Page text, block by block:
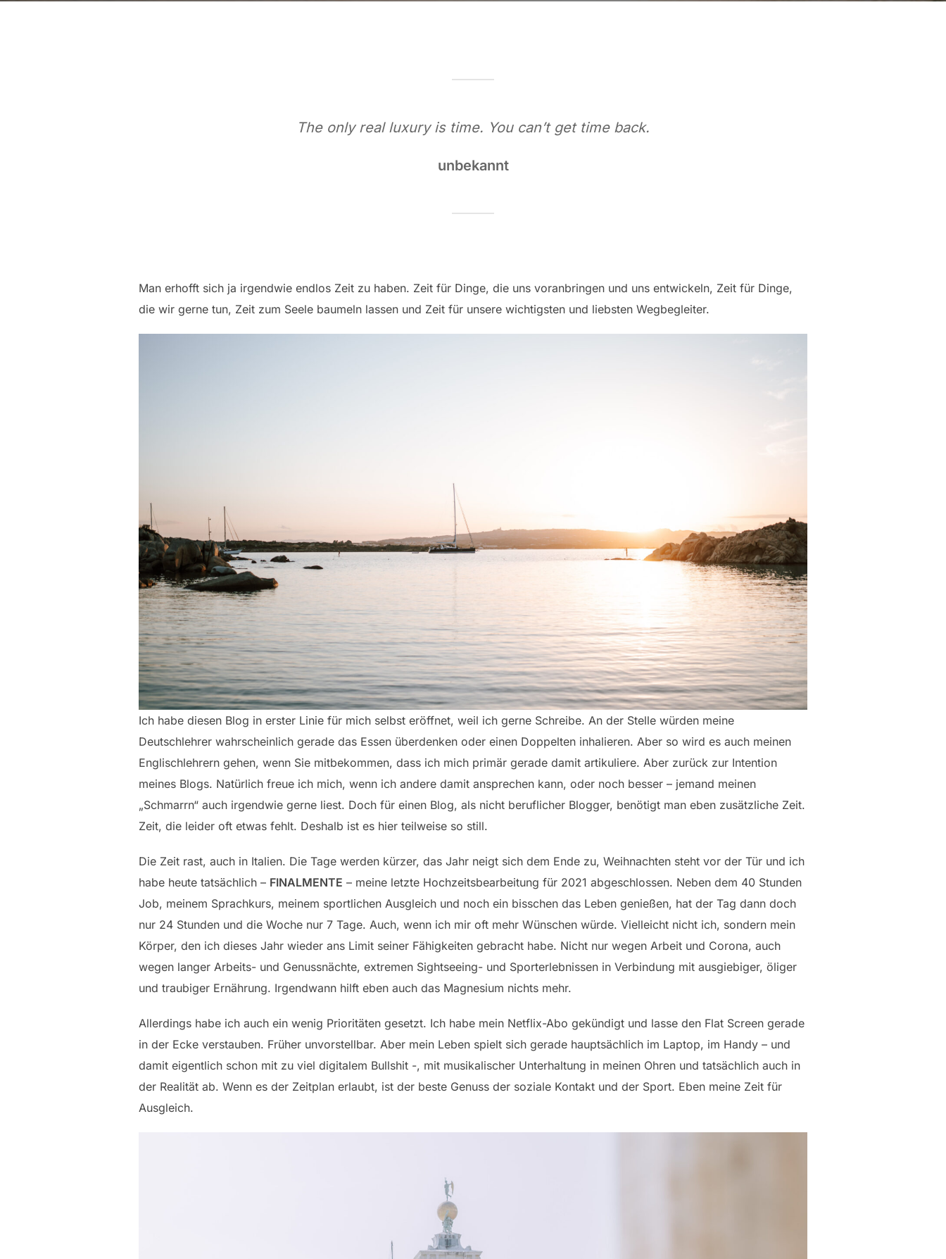
The only real luxury is time. You can’t get time back.
unbekannt
Man erhofft sich ja irgendwie endlos Zeit zu haben. Zeit für Dinge, die uns voranbringen und uns entwickeln, Zeit für Dinge,
die wir gerne tun, Zeit zum Seele baumeln lassen und Zeit für unsere wichtigsten und liebsten Wegbegleiter.
Ich habe diesen Blog in erster Linie für mich selbst eröffnet, weil ich gerne Schreibe. An der Stelle würden meine
Deutschlehrer wahrscheinlich gerade das Essen überdenken oder einen Doppelten inhalieren. Aber so wird es auch meinen
Englischlehrern gehen, wenn Sie mitbekommen, dass ich mich primär gerade damit artikuliere. Aber zurück zur Intention
meines Blogs. Natürlich freue ich mich, wenn ich andere damit ansprechen kann, oder noch besser – jemand meinen
„Schmarrn“ auch irgendwie gerne liest. Doch für einen Blog, als nicht beruflicher Blogger, benötigt man eben zusätzliche Zeit.
Zeit, die leider oft etwas fehlt. Deshalb ist es hier teilweise so still.
Die Zeit rast, auch in Italien. Die Tage werden kürzer, das Jahr neigt sich dem Ende zu, Weihnachten steht vor der Tür und ich
habe heute tatsächlich – FINALMENTE – meine letzte Hochzeitsbearbeitung für 2021 abgeschlossen. Neben dem 40 Stunden
Job, meinem Sprachkurs, meinem sportlichen Ausgleich und noch ein bisschen das Leben genießen, hat der Tag dann doch
nur 24 Stunden und die Woche nur 7 Tage. Auch, wenn ich mir oft mehr Wünschen würde. Vielleicht nicht ich, sondern mein
Körper, den ich dieses Jahr wieder ans Limit seiner Fähigkeiten gebracht habe. Nicht nur wegen Arbeit und Corona, auch
wegen langer Arbeits- und Genussnächte, extremen Sightseeing- und Sporterlebnissen in Verbindung mit ausgiebiger, öliger
und traubiger Ernährung. Irgendwann hilft eben auch das Magnesium nichts mehr.
Allerdings habe ich auch ein wenig Prioritäten gesetzt. Ich habe mein Netflix-Abo gekündigt und lasse den Flat Screen gerade
in der Ecke verstauben. Früher unvorstellbar. Aber mein Leben spielt sich gerade hauptsächlich im Laptop, im Handy – und
damit eigentlich schon mit zu viel digitalem Bullshit -, mit musikalischer Unterhaltung in meinen Ohren und tatsächlich auch in
der Realität ab. Wenn es der Zeitplan erlaubt, ist der beste Genuss der soziale Kontakt und der Sport. Eben meine Zeit für
Ausgleich.